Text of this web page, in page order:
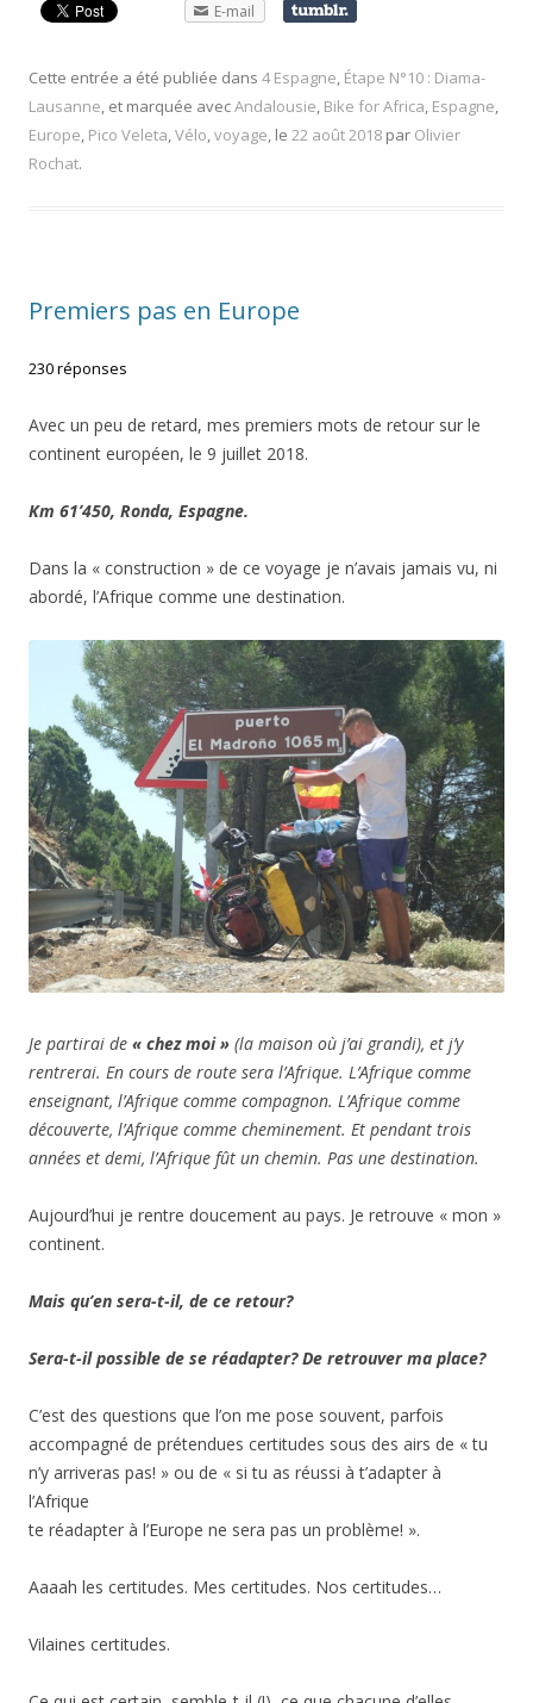
E-mail
Cette entrée a été publiée dans 4 Espagne, Étape N°10 : Diama-
Lausanne, et marquée avecAndalousie, Bike for Africa, Espagne,
Europe, Pico Veleta,Vélo,voyage, le 22 août 2018 par Olivier
Rochat.
Premiers pas en Europe
230 réponses
Avec un peu de retard, mes premiers mots de retour sur le
continent européen, le 9 juillet 2018.
Km 61’450, Ronda, Espagne.
Dans la « construction » de ce voyage je n’avais jamais vu, ni
abordé, l’Afrique comme une destination.
Je partirai de « chez moi » (la maison où j’ai grandi), et j’y
rentrerai. En cours de route sera l’Afrique. L’Afrique comme
enseignant, l’Afrique comme compagnon. L’Afrique comme
découverte, l’Afrique comme cheminement. Et pendant trois
années et demi, l’Afrique fût un chemin. Pas une destination.
Aujourd’hui je rentre doucement au pays. Je retrouve « mon »
continent.
Mais qu’en sera-t-il, de ce retour?
Sera-t-il possible de se réadapter? De retrouver ma place?
C’est des questions que l’on me pose souvent, parfois
accompagné de prétendues certitudes sous des airs de « tu
n’y arriveras pas! » ou de « si tu as réussi à t’adapter à
l’Afrique
te réadapter à l’Europe ne sera pas un problème! ».
Aaaah les certitudes. Mes certitudes. Nos certitudes…
Vilaines certitudes.